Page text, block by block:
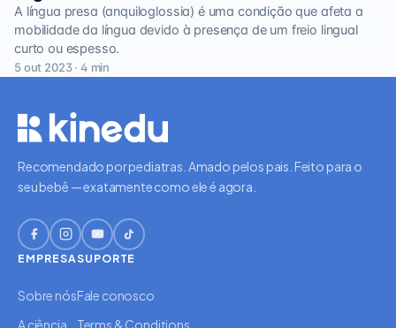
A língua presa (anquiloglossia) é uma condição que afeta a
mobilidade da língua devido à presença de um freio lingual
curto ou espesso.
5 out 2023 · 4 min
Recomendado por pediatras. Amado pelos pais. Feito para o
seu bebê — exatamente como ele é agora.
EMPRESA
Sobre nós
A ciência
SUPORTE
Fale conosco
Terms & Conditions